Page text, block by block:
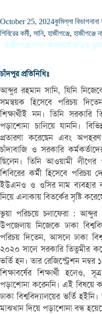
October 25, 2024কুমিল্লা বিভাগ
শিবিরের কর্মী, সানি, হাজীগঞ্জে, হাজীগঞ্জে
হাজীগঞ্জে নানা অপকর্মে জড়িত
চাঁদপুর প্রতিনিধিঃ
আব্দুর রহমান সানি, যিনি নিজেকে
সমন্বয়ক হিসেবে পরিচয়
শিক্ষার্থীই নন। তিনি সরকারি
পড়াশোনা চালিয়ে যাননি।
প্রতারণা করেছেন এবং
চাঁদাবাজি ও সরকারি
ছিলেন। তিনি আওয়ামী
শিবিরের কর্মী হিসেবে পরিচয়
ইউএনও ও ওসির নাম ব্যবহার
নিয়ে এলাকায় বিতর্কের সৃষ্টি
ভুয়া পরিচয়ে চলাফেরা : আব্দুর
উপজেলায় নিজেকে ঢাকা
পরিচয় দিতেন, আসলে ঢাকা
২০২০ সালে সরকারি তিতুমীর
ভর্তি হন। তার রেজিস্ট্রেশন
শিক্ষাবর্ষের শিক্ষার্থী
পড়াশোনা করেননি। এই বিষয়ে
ঢাকা বিশ্ববিদ্যালয়ের ভর্তি
মাঝখান দিয়ে পড়াশোনা বন্ধ